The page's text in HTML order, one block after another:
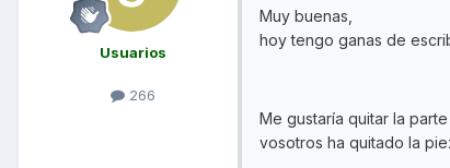
Usuarios
266
Muy buenas,
hoy tengo ganas de
Me gustaría quitar la
vosotros ha quitado la